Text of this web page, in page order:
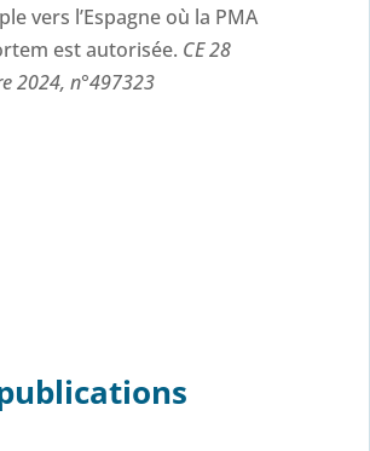
vers l’Espagne où la PMA
est autorisée. CE 28
2024, n°497323